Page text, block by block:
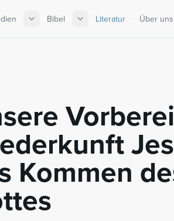
Bibel Literatur Über uns
Kommen